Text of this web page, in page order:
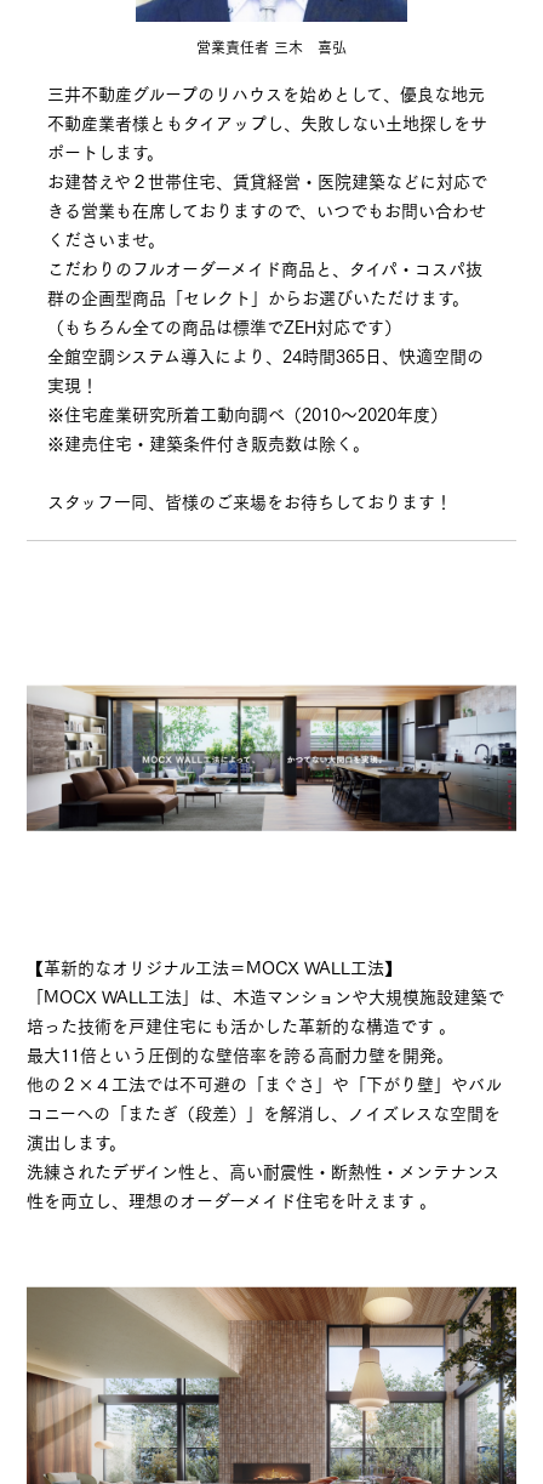
営業責任者 三木 喜弘
三井不動産グループのリハウスを始めとして、優良な地元
不動産業者様ともタイアップし、失敗しない土地探しをサ
ポートします。
お建替えや２世帯住宅、賃貸経営・医院建築などに対応で
きる営業も在席しておりますので、いつでもお問い合わせ
くださいませ。
こだわりのフルオーダーメイド商品と、タイパ・コスパ抜
群の企画型商品「セレクト」からお選びいただけます。
（もちろん全ての商品は標準でZEH対応です）
全館空調システム導入により、24時間365日、快適空間の
実現！
※住宅産業研究所着工動向調べ（2010〜2020年度）
※建売住宅・建築条件付き販売数は除く。
スタッフ一同、皆様のご来場をお待ちしております！
【革新的なオリジナル工法＝MOCX WALL工法】
「MOCX WALL工法」は、木造マンションや大規模施設建築で
培った技術を戸建住宅にも活かした革新的な構造です 。
最大11倍という圧倒的な壁倍率を誇る高耐力壁を開発。
他の２×４工法では不可避の「まぐさ」や「下がり壁」やバル
コニーへの「またぎ（段差）」を解消し、ノイズレスな空間を
演出します。
洗練されたデザイン性と、高い耐震性・断熱性・メンテナンス
性を両立し、理想のオーダーメイド住宅を叶えます 。